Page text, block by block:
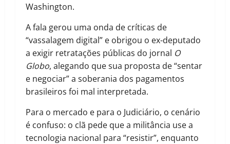
Washington.
A fala gerou uma onda de críticas de
“vassalagem digital” e obrigou o ex-deputado
a exigir retratações públicas do jornal O
Globo, alegando que sua proposta de “sentar
e negociar” a soberania dos pagamentos
brasileiros foi mal interpretada.
Para o mercado e para o Judiciário, o cenário
é confuso: o clã pede que a militância use a
tecnologia nacional para “resistir”, enquanto